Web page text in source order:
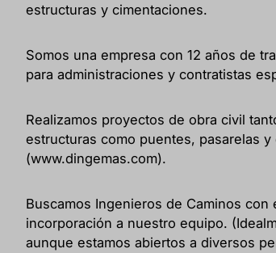
estructuras y cimentaciones.
Somos una empresa con 12 años de
para administraciones y contratistas
Realizamos proyectos de obra civil
estructuras como puentes, pasarelas
(www.dingemas.com).
Buscamos Ingenieros de Caminos
incorporación a nuestro equipo.
aunque estamos abiertos a diversos